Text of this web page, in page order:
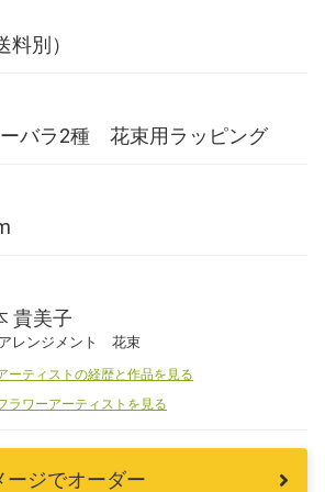
instagram
Language
別）
バラ2種 花束用ラッピング
貴美子
レンジメント 花束
ーティストの経歴と作品を見る
ラワーアーティストを見る
ージでオーダー